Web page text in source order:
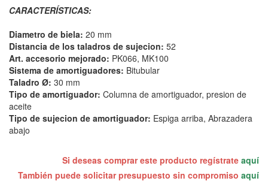
CARACTERÍSTICAS:
Diametro de biela: 20 mm
Distancia de los taladros de sujecion: 52
Art. accesorio mejorado: PK066, MK100
Sistema de amortiguadores: Bitubular
Taladro Ø: 30 mm
Tipo de amortiguador: Columna de amortiguador, presion de
aceite
Tipo de sujecion de amortiguador: Espiga arriba, Abrazadera
abajo
Si deseas comprar este producto regístrate aquí
También puede solicitar presupuesto sin compromiso aquí